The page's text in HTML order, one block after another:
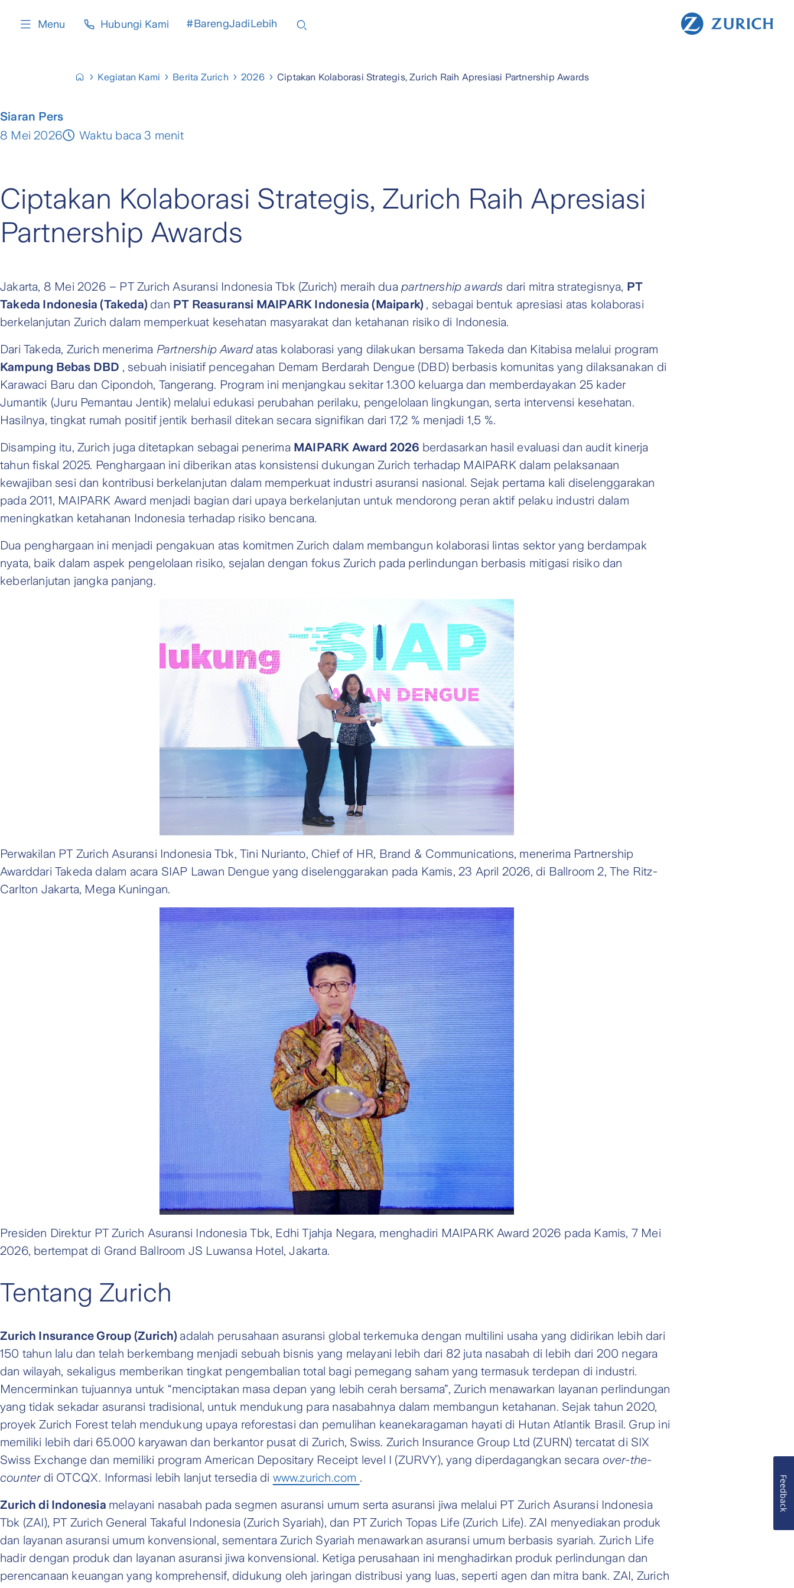
Menu Hubungi Kami #BarengJadiLebih
Kegiatan Kami Berita Zurich 2026 Ciptakan Kolaborasi Strategis, Zurich Raih Apresiasi Partnership Awards
Siaran Pers
8 Mei 2026
Waktu baca 3 menit
Ciptakan Kolaborasi Strategis, Zurich Raih Apresiasi
Partnership Awards
Jakarta, 8 Mei 2026 – PT Zurich Asuransi Indonesia Tbk (Zurich) meraih dua partnership awards dari mitra strategisnya, PT
Takeda Indonesia (Takeda) dan PT Reasuransi MAIPARK Indonesia (Maipark) , sebagai bentuk apresiasi atas kolaborasi
berkelanjutan Zurich dalam memperkuat kesehatan masyarakat dan ketahanan risiko di Indonesia.
Dari Takeda, Zurich menerima Partnership Award atas kolaborasi yang dilakukan bersama Takeda dan Kitabisa melalui program
Kampung Bebas DBD , sebuah inisiatif pencegahan Demam Berdarah Dengue (DBD) berbasis komunitas yang dilaksanakan di
Karawaci Baru dan Cipondoh, Tangerang. Program ini menjangkau sekitar 1.300 keluarga dan memberdayakan 25 kader
Jumantik (Juru Pemantau Jentik) melalui edukasi perubahan perilaku, pengelolaan lingkungan, serta intervensi kesehatan.
Hasilnya, tingkat rumah positif jentik berhasil ditekan secara signifikan dari 17,2 % menjadi 1,5 %.
Disamping itu, Zurich juga ditetapkan sebagai penerima MAIPARK Award 2026 berdasarkan hasil evaluasi dan audit kinerja
tahun fiskal 2025. Penghargaan ini diberikan atas konsistensi dukungan Zurich terhadap MAIPARK dalam pelaksanaan
kewajiban sesi dan kontribusi berkelanjutan dalam memperkuat industri asuransi nasional. Sejak pertama kali diselenggarakan
pada 2011, MAIPARK Award menjadi bagian dari upaya berkelanjutan untuk mendorong peran aktif pelaku industri dalam
meningkatkan ketahanan Indonesia terhadap risiko bencana.
Dua penghargaan ini menjadi pengakuan atas komitmen Zurich dalam membangun kolaborasi lintas sektor yang berdampak
nyata, baik dalam aspek pengelolaan risiko, sejalan dengan fokus Zurich pada perlindungan berbasis mitigasi risiko dan
keberlanjutan jangka panjang.
Perwakilan PT Zurich Asuransi Indonesia Tbk, Tini Nurianto, Chief of HR, Brand & Communications, menerima Partnership
Awarddari Takeda dalam acara SIAP Lawan Dengue yang diselenggarakan pada Kamis, 23 April 2026, di Ballroom 2, The Ritz-
Carlton Jakarta, Mega Kuningan.
Presiden Direktur PT Zurich Asuransi Indonesia Tbk, Edhi Tjahja Negara, menghadiri MAIPARK Award 2026 pada Kamis, 7 Mei
2026, bertempat di Grand Ballroom JS Luwansa Hotel, Jakarta.
Tentang Zurich
Zurich Insurance Group (Zurich) adalah perusahaan asuransi global terkemuka dengan multilini usaha yang didirikan lebih dari
150 tahun lalu dan telah berkembang menjadi sebuah bisnis yang melayani lebih dari 82 juta nasabah di lebih dari 200 negara
dan wilayah, sekaligus memberikan tingkat pengembalian total bagi pemegang saham yang termasuk terdepan di industri.
Mencerminkan tujuannya untuk “menciptakan masa depan yang lebih cerah bersama”, Zurich menawarkan layanan perlindungan
yang tidak sekadar asuransi tradisional, untuk mendukung para nasabahnya dalam membangun ketahanan. Sejak tahun 2020,
proyek Zurich Forest telah mendukung upaya reforestasi dan pemulihan keanekaragaman hayati di Hutan Atlantik Brasil. Grup ini
memiliki lebih dari 65.000 karyawan dan berkantor pusat di Zurich, Swiss. Zurich Insurance Group Ltd (ZURN) tercatat di SIX
Swiss Exchange dan memiliki program American Depositary Receipt level I (ZURVY), yang diperdagangkan secara over-the-
counter di OTCQX. Informasi lebih lanjut tersedia di www.zurich.com .
Zurich di Indonesia melayani nasabah pada segmen asuransi umum serta asuransi jiwa melalui PT Zurich Asuransi Indonesia
Tbk (ZAI), PT Zurich General Takaful Indonesia (Zurich Syariah), dan PT Zurich Topas Life (Zurich Life). ZAI menyediakan produk
dan layanan asuransi umum konvensional, sementara Zurich Syariah menawarkan asuransi umum berbasis syariah. Zurich Life
hadir dengan produk dan layanan asuransi jiwa konvensional. Ketiga perusahaan ini menghadirkan produk perlindungan dan
perencanaan keuangan yang komprehensif, didukung oleh jaringan distribusi yang luas, seperti agen dan mitra bank. ZAI, Zurich
Feedback